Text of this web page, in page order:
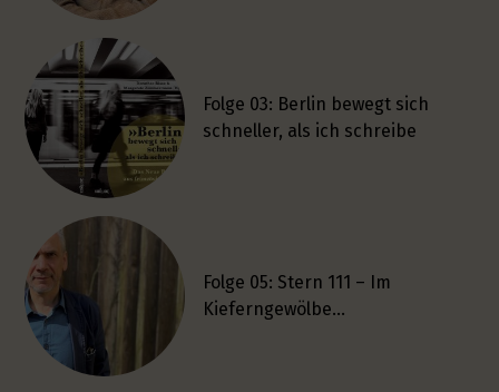
Folge 03: Berlin bewegt sich
schneller, als ich schreibe
Folge 05: Stern 111 – Im
Kieferngewölbe…